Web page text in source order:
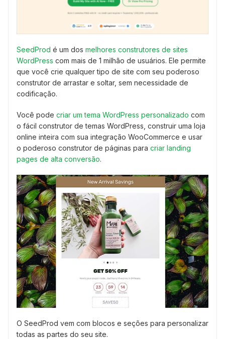
SeedProd é um dos melhores construtores de sites
WordPress com mais de 1 milhão de usuários. Ele permite
que você crie qualquer tipo de site com seu poderoso
construtor de arrastar e soltar, sem necessidade de
codificação.
Você pode criar um tema WordPress personalizado com
o fácil construtor de temas WordPress, construir uma loja
online inteira com sua integração WooCommerce e usar
o poderoso construtor de páginas para criar landing
pages de alta conversão.
O SeedProd vem com blocos e seções para personalizar
todas as partes do seu site.